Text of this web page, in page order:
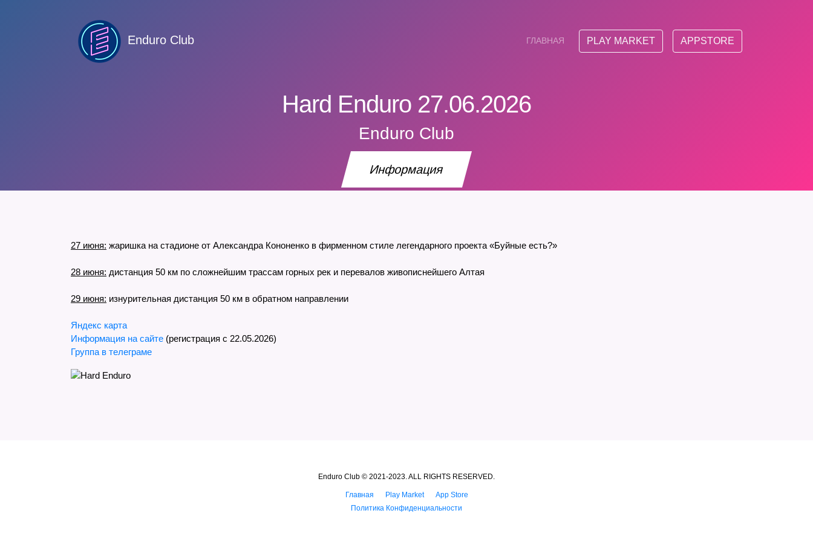
Enduro Club ГЛАВНАЯ PLAY MARKET APPSTORE
Hard Enduro 27.06.2026
Enduro Club
Информация
27 июня: жаришка на стадионе от Александра Кононенко в фирменном стиле легендарного проекта «Буйные есть?»
28 июня: дистанция 50 км по сложнейшим трассам горных рек и перевалов живописнейшего Алтая
29 июня: изнурительная дистанция 50 км в обратном направлении
Яндекс карта
Информация на сайте (регистрация с 22.05.2026)
Группа в телеграме
Enduro Club © 2021-2023. ALL RIGHTS RESERVED.
Главная Play Market
App Store
Политика Конфиденциальности